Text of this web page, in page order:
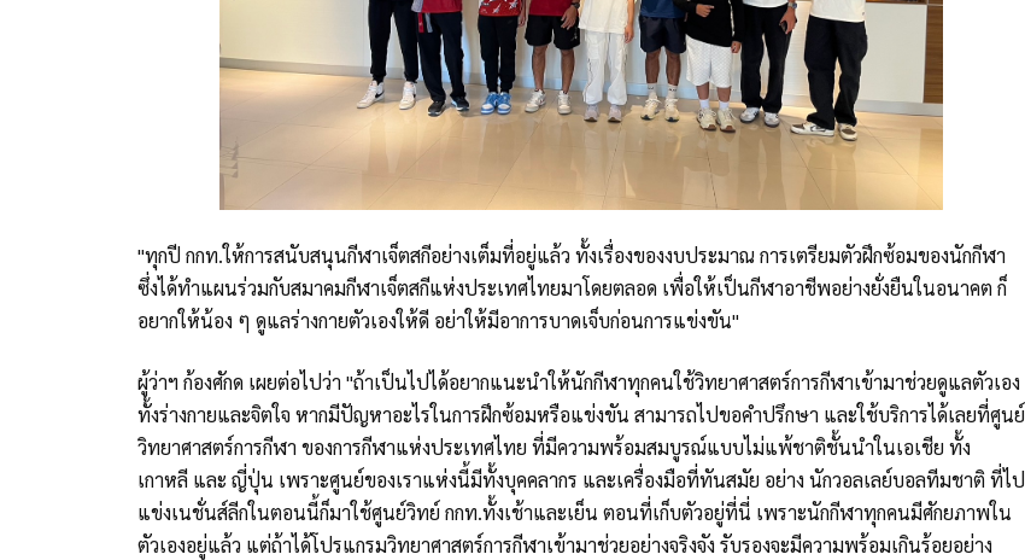
"ทุกปี กกท.ให้การสนับสนุนกีฬาเจ็ตสกีอย่างเต็มที่อยู่แล้ว ทั้งเรื่องของงบประมาณ การเตรียมตัวฝึกซ้อมของนักกีฬา
ซึ่งได้ทำแผนร่วมกับสมาคมกีฬาเจ็ตสกีแห่งประเทศไทยมาโดยตลอด เพื่อให้เป็นกีฬาอาชีพอย่างยั่งยืนในอนาคต ก็
อยากให้น้อง ๆ ดูแลร่างกายตัวเองให้ดี อย่าให้มีอาการบาดเจ็บก่อนการแข่งขัน"
ผู้ว่าฯ ก้องศักด เผยต่อไปว่า "ถ้าเป็นไปได้อยากแนะนำให้นักกีฬาทุกคนใช้วิทยาศาสตร์การกีฬาเข้ามาช่วยดูแลตัวเอง
ทั้งร่างกายและจิตใจ หากมีปัญหาอะไรในการฝึกซ้อมหรือแข่งขัน สามารถไปขอคำปรึกษา และใช้บริการได้เลยที่ศูนย์
วิทยาศาสตร์การกีฬา ของการกีฬาแห่งประเทศไทย ที่มีความพร้อมสมบูรณ์แบบไม่แพ้ชาติชั้นนำในเอเชีย ทั้ง
เกาหลี และ ญี่ปุ่น เพราะศูนย์ของเราแห่งนี้มีทั้งบุคคลากร และเครื่องมือที่ทันสมัย อย่าง นักวอลเลย์บอลทีมชาติ ที่ไป
แข่งเนชั่นส์ลีกในตอนนี้ก็มาใช้ศูนย์วิทย์ กกท.ทั้งเช้าและเย็น ตอนที่เก็บตัวอยู่ที่นี่ เพราะนักกีฬาทุกคนมีศักยภาพใน
ตัวเองอยู่แล้ว แต่ถ้าได้โปรแกรมวิทยาศาสตร์การกีฬาเข้ามาช่วยอย่างจริงจัง รับรองจะมีความพร้อมเกินร้อยอย่าง